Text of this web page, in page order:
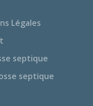
Légales
septique
septique